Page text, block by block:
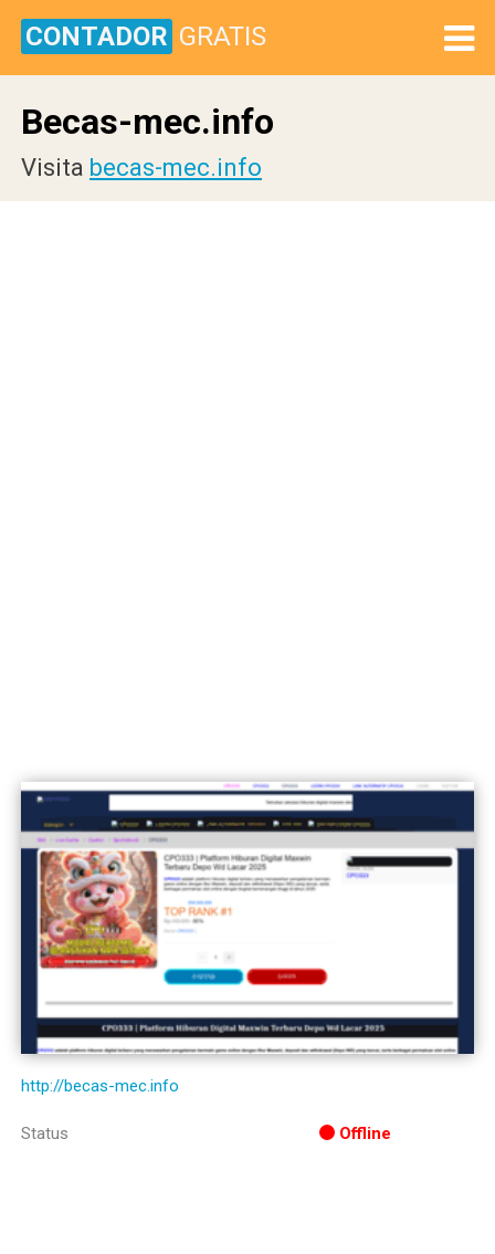
CONTADOR GRATIS
Becas-mec.info
Visita becas-mec.info
http://becas-mec.info
Status Offline